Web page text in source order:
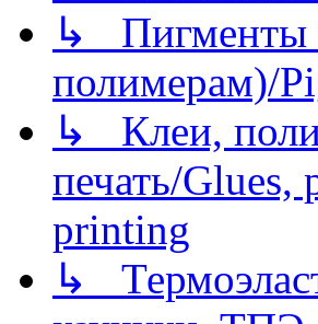
↳ Пигменты
полимерам)/
↳ Клеи,
печать/Glues,
printing
↳